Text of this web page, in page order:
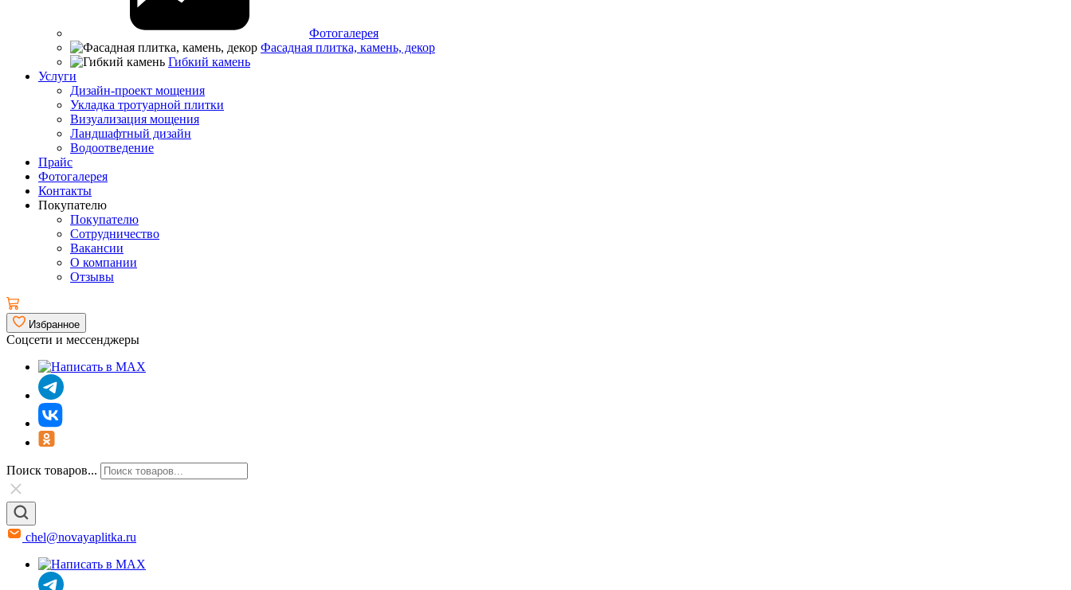
Фотогалерея
Фасадная плитка, камень, декор
Гибкий камень
Услуги
Дизайн-проект мощения
Укладка тротуарной плитки
Визуализация мощения
Ландшафтный дизайн
Водоотведение
Прайс
Фотогалерея
Контакты
Покупателю
Покупателю
Сотрудничество
Вакансии
О компании
Отзывы
Избранное
Соцсети и мессенджеры
Поиск товаров...
chel@novayaplitka.ru